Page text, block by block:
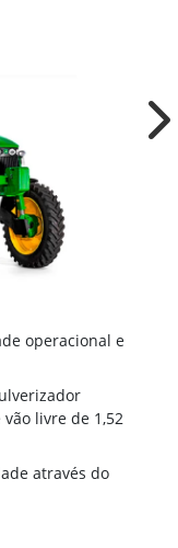
operacional e
vão livre de 1,52
através do